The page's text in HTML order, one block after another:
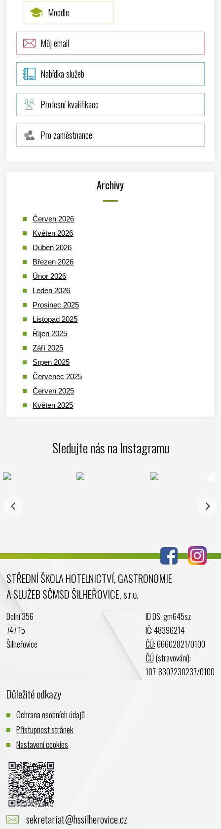
Moodle
Můj email
Nabídka služeb
Profesní kvalifikace
Pro zaměstnance
Archivy
Červen 2026
Květen 2026
Duben 2026
Březen 2026
Únor 2026
Leden 2026
Prosinec 2025
Listopad 2025
Říjen 2025
Září 2025
Srpen 2025
Červenec 2025
Červen 2025
Květen 2025
Leden 2025
Listopad 2024
Duben 2024
Březen 2024
Leden 2024
Listopad 2023
Srpen 2023
Červen 2023
Květen 2023
Duben 2023
Březen 2023
Únor 2023
Leden 2023
Prosinec 2022
Listopad 2022
Sledujte nás na Instagramu
STŘEDNÍ ŠKOLA HOTELNICTVÍ, GASTRONOMIE
A SLUŽEB SČMSD ŠILHEŘOVICE, s.r.o.
Dolní 356
747 15
Šilheřovice
ID DS: gm645sz
IČ: 48396214
ČÚ:66602821/0100
ČÚ (stravování):
107-8307230237/0100
Důležité odkazy
Ochrana osobních údajů
Přístupnost stránek
Nastavení cookies
sekretariat@hssilherovice.cz